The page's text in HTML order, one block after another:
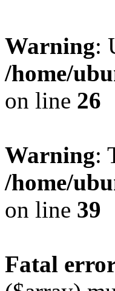
Warning:
/home/
on line 26
Warning:
/home/
on line 39
Fatal